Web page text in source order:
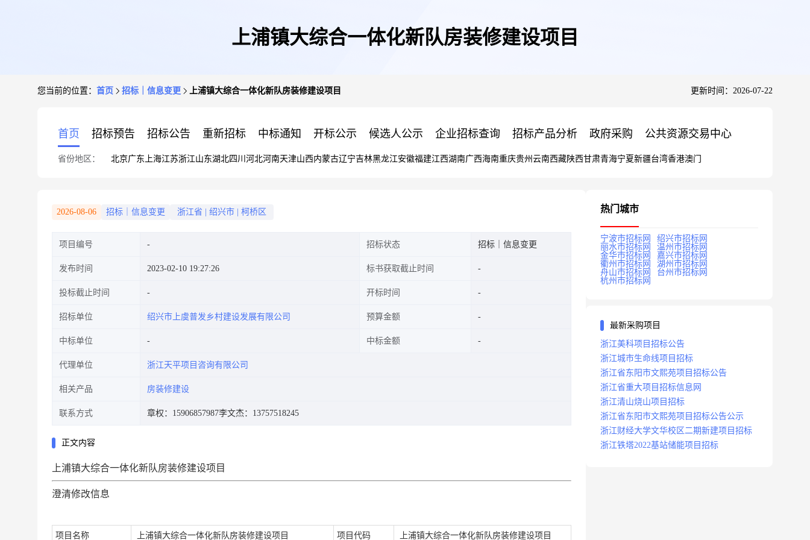
上浦镇大综合一体化新队房装修建设项目
您当前的位置： 首页 招标｜信息变更 上浦镇大综合一体化新队房装修建设项目 更新时间：2026-07-22
首页 招标预告 招标公告 重新招标 中标通知 开标公示 候选人公示 企业招标查询 招标产品分析 政府采购 公共资源交易中心
省份地区： 北京广东 上海江苏浙江山东湖北四川 河北河南天津山西内蒙古辽宁吉林黑龙江安徽福建江西湖南广西海南重庆贵州 云南西藏陕西甘肃青海宁夏新疆台湾香港澳门
2026-08-06 招标｜信息变更 浙江省 绍兴市 柯桥区
项目编号 招标状态 招标｜信息变更
发布时间 2023-02-10 19:27:26 标书获取截止时间
投标截止时间 开标时间
招标单位 绍兴市上虞普发乡村建设发展有限公司 预算金额
中标单位 中标金额
代理单位 浙江天平项目咨询有限公司
相关产品 房装修建设
联系方式 章权：15906857987李文杰：13757518245
正文内容
上浦镇大综合一体化新队房装修建设项目
澄清修改信息
项目名称 上浦镇大综合一体化新队房装修建设项目 项目代码 上浦镇大综合一体化新队房装修建设项目
热门城市
宁波市招标网
绍兴市招标网
丽水市招标网
温州市招标网
金华市招标网
嘉兴市招标网
衢州市招标网
湖州市招标网
舟山市招标网
台州市招标网
杭州市招标网
最新采购项目
浙江美科项目招标公告
浙江城市生命线项目招标
浙江省东阳市文熙苑项目招标公告
浙江省重大项目招标信息网
浙江清山烧山项目招标
浙江省东阳市文熙苑项目招标公告公示
浙江财经大学文华校区二期新建项目招标
浙江铁塔2022基站储能项目招标